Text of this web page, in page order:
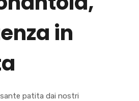
in
patita dai nostri